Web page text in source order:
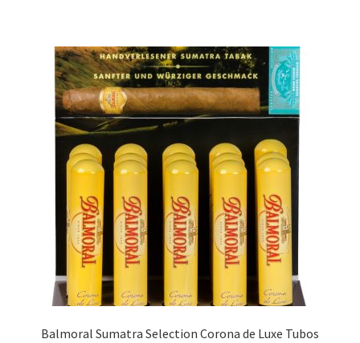
Balmoral Sumatra Selection Corona de Luxe Tubos